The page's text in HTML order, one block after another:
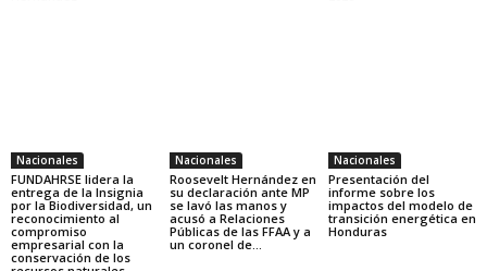
Nacionales
FUNDAHRSE lidera la
entrega de la Insignia
por la Biodiversidad, un
reconocimiento al
compromiso
empresarial con la
conservación de los
Nacionales
Roosevelt Hernández en
su declaración ante MP
se lavó las manos y
acusó a Relaciones
Públicas de las FFAA y a
un coronel de...
Nacionales
Presentación del
informe sobre los
impactos del modelo de
transición energética en
Honduras